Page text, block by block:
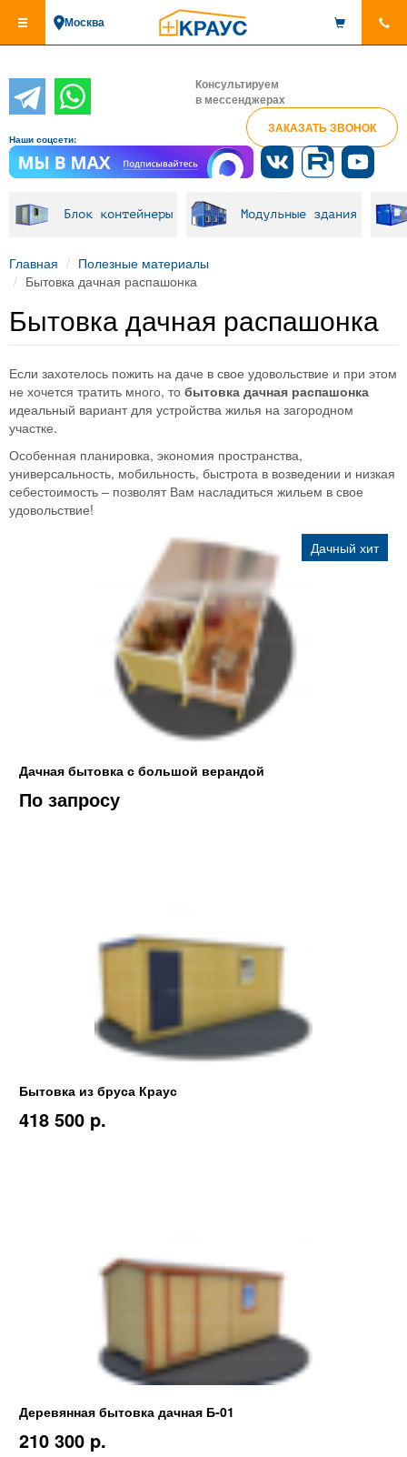
основному
Москва
Консультируем
в мессенджерах
ЗАКАЗАТЬ ЗВОНОК
Наши соцсети:
Блок контейнеры Модульные здания
Главная
Полезные материалы
Бытовка дачная распашонка
Бытовка дачная распашонка
Если захотелось пожить на даче в свое удовольствие и при этом
не хочется тратить много, то бытовка дачная распашонка
идеальный вариант для устройства жилья на загородном
участке.
Особенная планировка, экономия пространства,
универсальность, мобильность, быстрота в возведении и низкая
себестоимость – позволят Вам насладиться жильем в свое
удовольствие!
Дачный хит
Дачная бытовка с большой верандой
По запросу
Бытовка из бруса Краус
418 500 p.
Деревянная бытовка дачная Б-01
210 300 p.